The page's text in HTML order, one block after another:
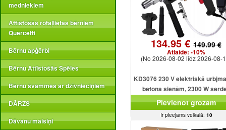
medniekiem
Attīstošās rotaļlietas bērniem
Quercetti
Bērnu apģērbi
Bērnu Attīstošās Spēles
Bērnu švammes ar dzīvnieciņiem
DĀRZS
Dāvanu maisiņi
134.95 € 149.99 €
Atlaide: -10%
(No 2026-08-02 līdz 2026-08-
KD3076 230 V elektriskā
betona sienām, 2300 W
urbjmašīna ar dzesēšanu
Pievienot grozam
Ir pieejams veikalā: 10